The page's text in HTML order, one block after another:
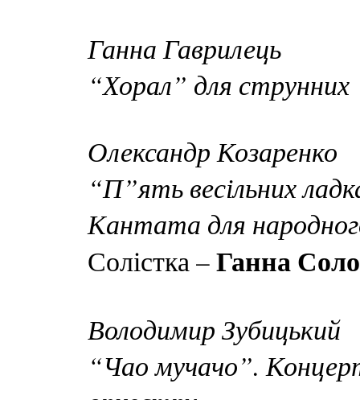
Ганна Гаврилець
“Хорал” для струнних
Олександр Козаренко
“П”ять весільних
Кантата для
Солістка –Ганна
Володимир Зубицький
“Чао мучачо”.